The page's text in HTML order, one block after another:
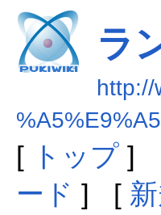
ラ
http://
[ トップ]
ード ] [